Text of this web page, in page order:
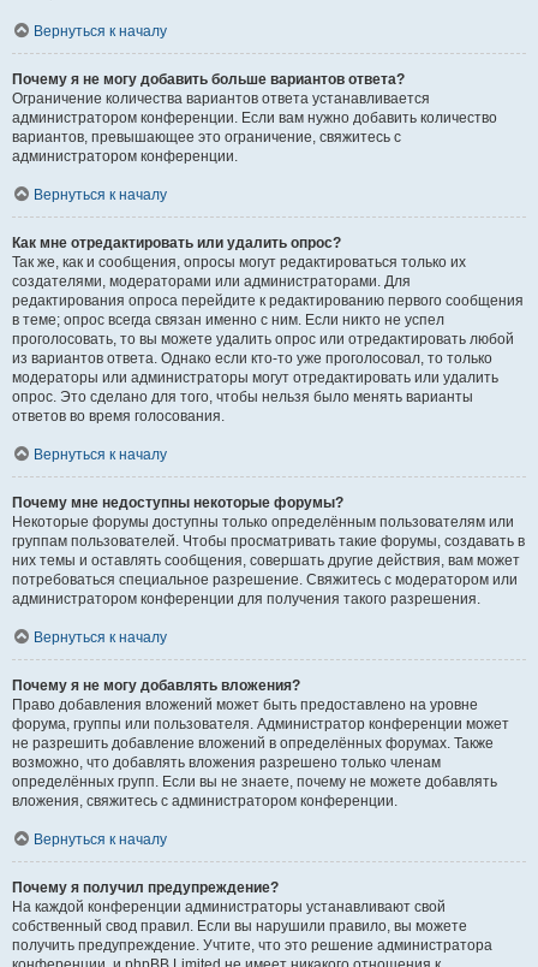
Вернуться к началу
Почему я не могу добавить больше вариантов ответа?
Ограничение количества вариантов ответа устанавливается
администратором конференции. Если вам нужно добавить количество
вариантов, превышающее это ограничение, свяжитесь с
администратором конференции.
Вернуться к началу
Как мне отредактировать или удалить опрос?
Так же, как и сообщения, опросы могут редактироваться только их
создателями, модераторами или администраторами. Для
редактирования опроса перейдите к редактированию первого сообщения
в теме; опрос всегда связан именно с ним. Если никто не успел
проголосовать, то вы можете удалить опрос или отредактировать любой
из вариантов ответа. Однако если кто-то уже проголосовал, то только
модераторы или администраторы могут отредактировать или удалить
опрос. Это сделано для того, чтобы нельзя было менять варианты
ответов во время голосования.
Вернуться к началу
Почему мне недоступны некоторые форумы?
Некоторые форумы доступны только определённым пользователям или
группам пользователей. Чтобы просматривать такие форумы, создавать в
них темы и оставлять сообщения, совершать другие действия, вам может
потребоваться специальное разрешение. Свяжитесь с модератором или
администратором конференции для получения такого разрешения.
Вернуться к началу
Почему я не могу добавлять вложения?
Право добавления вложений может быть предоставлено на уровне
форума, группы или пользователя. Администратор конференции может
не разрешить добавление вложений в определённых форумах. Также
возможно, что добавлять вложения разрешено только членам
определённых групп. Если вы не знаете, почему не можете добавлять
вложения, свяжитесь с администратором конференции.
Вернуться к началу
Почему я получил предупреждение?
На каждой конференции администраторы устанавливают свой
собственный свод правил. Если вы нарушили правило, вы можете
получить предупреждение. Учтите, что это решение администратора